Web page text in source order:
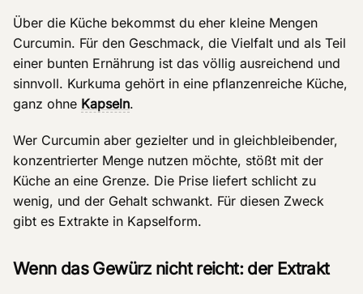
Über die Küche bekommst du eher kleine Mengen
Curcumin. Für den Geschmack, die Vielfalt und als Teil
einer bunten Ernährung ist das völlig ausreichend und
sinnvoll. Kurkuma gehört in eine pflanzenreiche Küche,
ganz ohne Kapseln.
Wer Curcumin aber gezielter und in gleichbleibender,
konzentrierter Menge nutzen möchte, stößt mit der
Küche an eine Grenze. Die Prise liefert schlicht zu
wenig, und der Gehalt schwankt. Für diesen Zweck
gibt es Extrakte in Kapselform.
Wenn das Gewürz nicht reicht: der Extrakt